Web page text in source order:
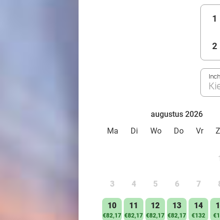
1
2
augustus 2026
Ma
Di Wo Do Vr
3 4 5 6 7
10
€82,17
11
€82,17
12
€82,17
13
€82,17
14
€132